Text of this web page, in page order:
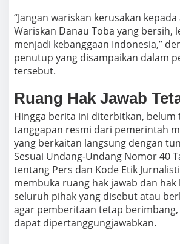
“Jangan wariskan kerusakan
Wariskan Danau Toba yang bersih,
menjadi kebanggaan Indonesia,”
penutup yang disampaikan dalam
tersebut.
Ruang Hak Jawab
Hingga berita ini diterbitkan, belum
tanggapan resmi dari pemerintah
yang berkaitan langsung dengan
Sesuai Undang-Undang Nomor 40
tentang Pers dan Kode Etik
membuka ruang hak jawab dan hak
seluruh pihak yang disebut atau
agar pemberitaan tetap
dapat dipertanggungjawabkan.